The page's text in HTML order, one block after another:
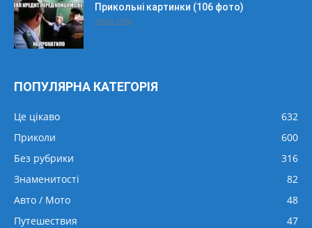
Прикольні картинки (106 фото)
28.02.2020
ПОПУЛЯРНА КАТЕГОРІЯ
Це цікаво
632
Приколи
600
Без рубрики
316
Знаменитості
82
Авто / Мото
48
Путешествия
47